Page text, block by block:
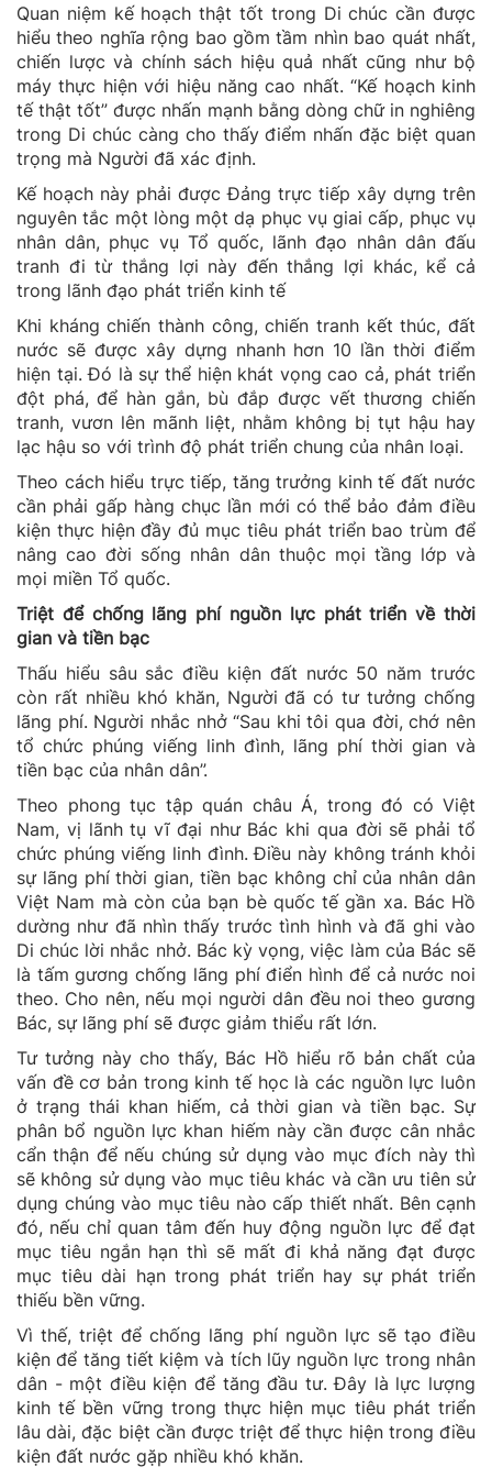
Quan niệm kế hoạch thật tốt trong Di chúc cần được
hiểu theo nghĩa rộng bao gồm tầm nhìn bao quát nhất,
chiến lược và chính sách hiệu quả nhất cũng như bộ
máy thực hiện với hiệu năng cao nhất. “Kế hoạch kinh
tế thật tốt” được nhấn mạnh bằng dòng chữ in nghiêng
trong Di chúc càng cho thấy điểm nhấn đặc biệt quan
trọng mà Người đã xác định.
Kế hoạch này phải được Đảng trực tiếp xây dựng trên
nguyên tắc một lòng một dạ phục vụ giai cấp, phục vụ
nhân dân, phục vụ Tổ quốc, lãnh đạo nhân dân đấu
tranh đi từ thắng lợi này đến thắng lợi khác, kể cả
trong lãnh đạo phát triển kinh tế
Khi kháng chiến thành công, chiến tranh kết thúc, đất
nước sẽ được xây dựng nhanh hơn 10 lần thời điểm
hiện tại. Đó là sự thể hiện khát vọng cao cả, phát triển
đột phá, để hàn gắn, bù đắp được vết thương chiến
tranh, vươn lên mãnh liệt, nhằm không bị tụt hậu hay
lạc hậu so với trình độ phát triển chung của nhân loại.
Theo cách hiểu trực tiếp, tăng trưởng kinh tế đất nước
cần phải gấp hàng chục lần mới có thể bảo đảm điều
kiện thực hiện đầy đủ mục tiêu phát triển bao trùm để
nâng cao đời sống nhân dân thuộc mọi tầng lớp và
mọi miền Tổ quốc.
Triệt để chống lãng phí nguồn lực phát triển về thời
gian và tiền bạc
Thấu hiểu sâu sắc điều kiện đất nước 50 năm trước
còn rất nhiều khó khăn, Người đã có tư tưởng chống
lãng phí. Người nhắc nhở “Sau khi tôi qua đời, chớ nên
tổ chức phúng viếng linh đình, lãng phí thời gian và
tiền bạc của nhân dân”.
Theo phong tục tập quán châu Á, trong đó có Việt
Nam, vị lãnh tụ vĩ đại như Bác khi qua đời sẽ phải tổ
chức phúng viếng linh đình. Điều này không tránh khỏi
sự lãng phí thời gian, tiền bạc không chỉ của nhân dân
Việt Nam mà còn của bạn bè quốc tế gần xa. Bác Hồ
dường như đã nhìn thấy trước tình hình và đã ghi vào
Di chúc lời nhắc nhở. Bác kỳ vọng, việc làm của Bác sẽ
là tấm gương chống lãng phí điển hình để cả nước noi
theo. Cho nên, nếu mọi người dân đều noi theo gương
Bác, sự lãng phí sẽ được giảm thiểu rất lớn.
Tư tưởng này cho thấy, Bác Hồ hiểu rõ bản chất của
vấn đề cơ bản trong kinh tế học là các nguồn lực luôn
ở trạng thái khan hiếm, cả thời gian và tiền bạc. Sự
phân bổ nguồn lực khan hiếm này cần được cân nhắc
cẩn thận để nếu chúng sử dụng vào mục đích này thì
sẽ không sử dụng vào mục tiêu khác và cần ưu tiên sử
dụng chúng vào mục tiêu nào cấp thiết nhất. Bên cạnh
đó, nếu chỉ quan tâm đến huy động nguồn lực để đạt
mục tiêu ngắn hạn thì sẽ mất đi khả năng đạt được
mục tiêu dài hạn trong phát triển hay sự phát triển
thiếu bền vững.
Vì thế, triệt để chống lãng phí nguồn lực sẽ tạo điều
kiện để tăng tiết kiệm và tích lũy nguồn lực trong nhân
dân - một điều kiện để tăng đầu tư. Đây là lực lượng
kinh tế bền vững trong thực hiện mục tiêu phát triển
lâu dài, đặc biệt cần được triệt để thực hiện trong điều
kiện đất nước gặp nhiều khó khăn.